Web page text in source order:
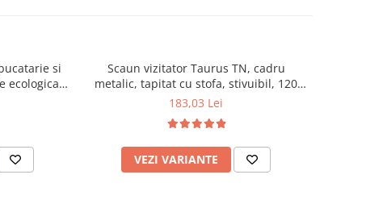
si
ecologica,
Scaun vizitator Taurus TN, cadru
metalic, tapitat cu stofa, stivuibil, 120
kg, negru
183,03 Lei
VEZI VARIANTE